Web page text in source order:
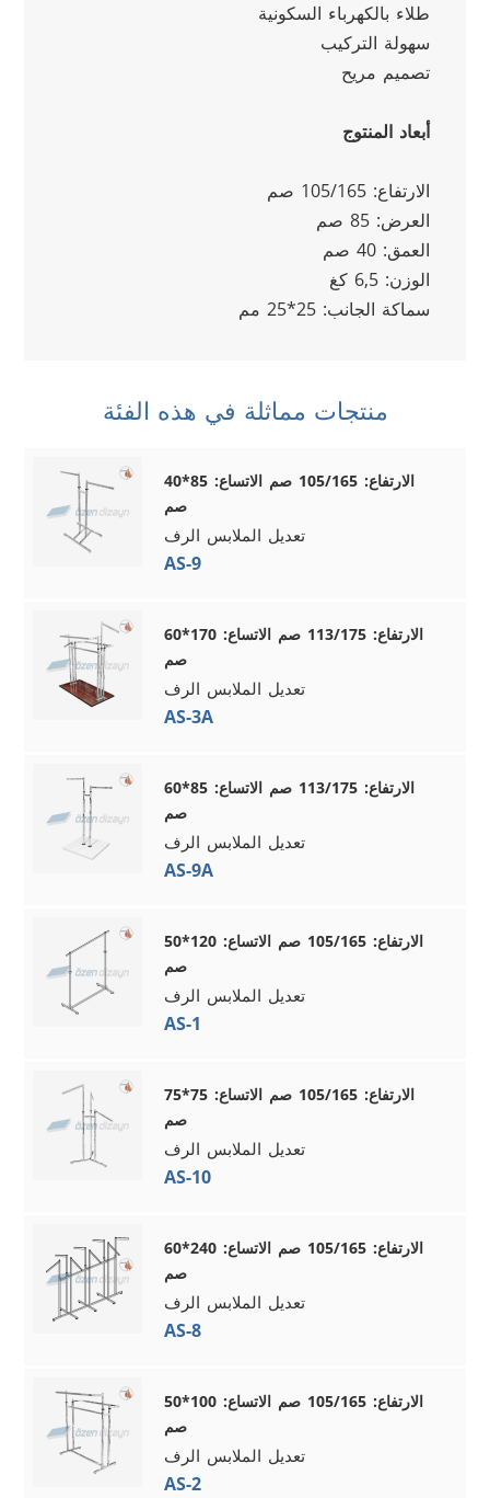
طلاء بالكهرباء السكونية
سهولة التركيب
تصميم مريح
أبعاد المنتوج
الارتفاع: 105/165 صم
العرض: 85 صم
العمق: 40 صم
الوزن: 6,5 كغ
سماكة الجانب: 25*25 مم
منتجات مماثلة في هذه الفئة
الارتفاع: 105/165 صم الاتساع: 85*40
صم
تعديل الملابس الرف
AS-9
الارتفاع: 113/175 صم الاتساع: 170*60
صم
تعديل الملابس الرف
AS-3A
الارتفاع: 113/175 صم الاتساع: 85*60
صم
تعديل الملابس الرف
AS-9A
الارتفاع: 105/165 صم الاتساع: 120*50
صم
تعديل الملابس الرف
AS-1
الارتفاع: 105/165 صم الاتساع: 75*75
صم
تعديل الملابس الرف
AS-10
الارتفاع: 105/165 صم الاتساع: 240*60
صم
تعديل الملابس الرف
AS-8
الارتفاع: 105/165 صم الاتساع: 100*50
صم
تعديل الملابس الرف
AS-2